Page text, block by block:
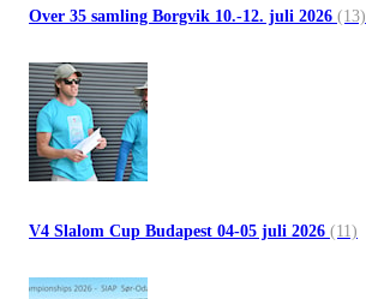
Over 35 samling Borgvik 10.-12. juli 2026 (13)
V4 Slalom Cup Budapest 04-05 juli 2026 (11)